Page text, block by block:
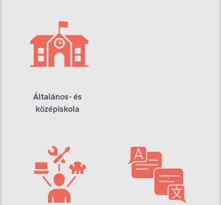
Általános- és
középiskola